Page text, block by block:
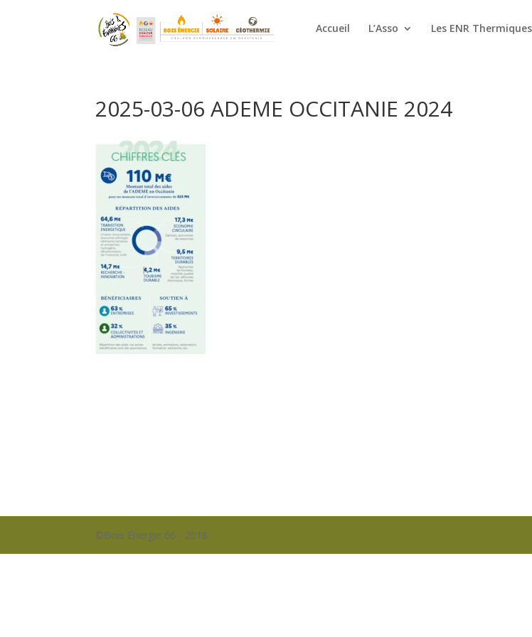
Accueil L’Asso Les ENR Thermiques
2025-03-06 ADEME OCCITANIE 2024
©Bois Energie 66 - 2018